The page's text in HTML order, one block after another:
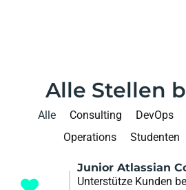
Alle Stellen
Alle Consulting DevOps
Operations
Studenten
Junior Atlassian
Unterstütze Kunden